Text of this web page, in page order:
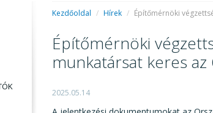
Kezdőoldal / Hírek / Építőmérnöki
Építőmérnöki
munkatársat keres
2025.05.14